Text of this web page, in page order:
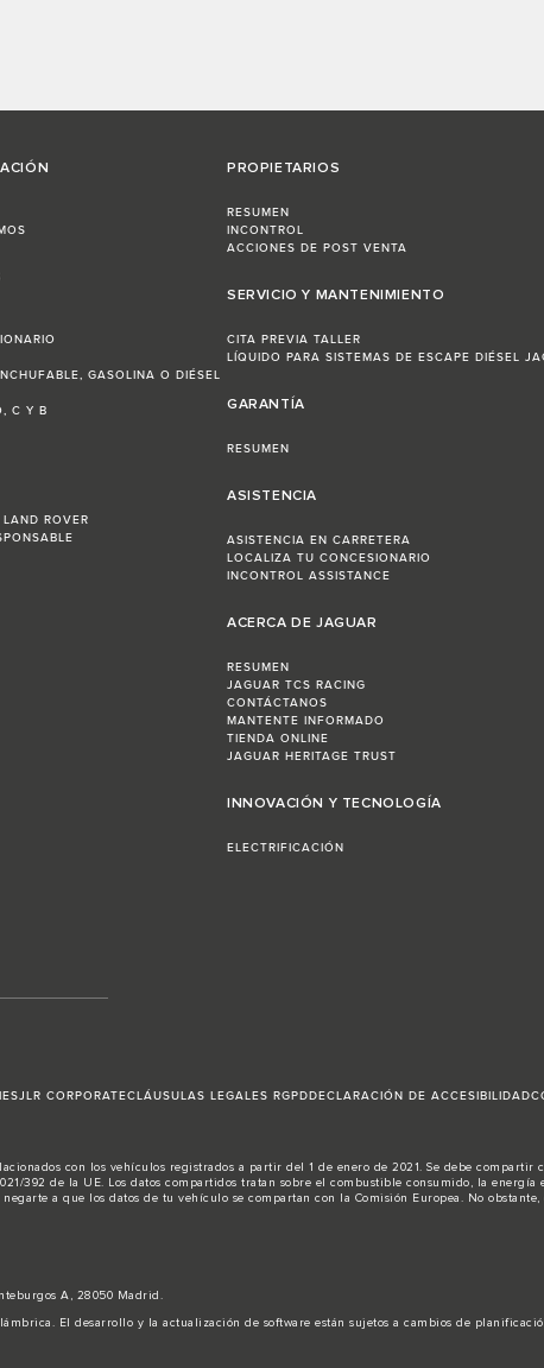
GASOLINA O DIÉSEL
C Y B
ROVER
PROPIETARIOS
RESUMEN
INCONTROL
ACCIONES DE POST VENTA
SERVICIO Y MANTENIMIENTO
CITA PREVIA TALLER
LÍQUIDO PARA SISTEMAS DE ESCAPE DIÉSEL
GARANTÍA
RESUMEN
ASISTENCIA
ASISTENCIA EN CARRETERA
LOCALIZA TU CONCESIONARIO
INCONTROL ASSISTANCE
ACERCA DE JAGUAR
RESUMEN
JAGUAR TCS RACING
CONTÁCTANOS
MANTENTE INFORMADO
TIENDA ONLINE
JAGUAR HERITAGE TRUST
INNOVACIÓN Y TECNOLOGÍA
ELECTRIFICACIÓN
JLR CORPORATECLÁUSULAS LEGALES RGPDDECLARACIÓN DE ACCESIBILIDAD
con los vehículos registrados a partir del 1 de enero de 2021. Se debe
392 de la UE. Los datos compartidos tratan sobre el combustible consumido, la
negarte a que los datos de tu vehículo se compartan con la Comisión Europea. No
A, 28050 Madrid.
El desarrollo y la actualización de software están sujetos a cambios de